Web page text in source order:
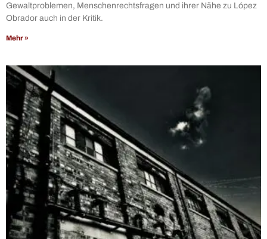
Gewaltproblemen, Menschenrechtsfragen und ihrer Nähe zu López
Obrador auch in der Kritik.
Mehr »